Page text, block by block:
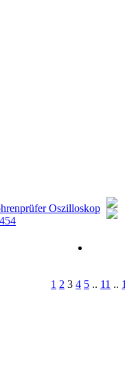
Oszilloskop
1 2 3 4 5 .. 11 ..